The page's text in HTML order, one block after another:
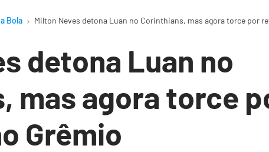
Bola Milton Neves detona Luan no Corinthians, mas agora torce por
detona Luan no
mas agora torce
Grêmio